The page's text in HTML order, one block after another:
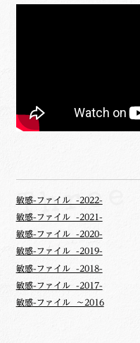
敏感-ファイル -2022-
敏感-ファイル -2021-
敏感-ファイル -2020-
敏感-ファイル -2019-
敏感-ファイル -2018-
敏感-ファイル -2017-
敏感-ファイル ～2016